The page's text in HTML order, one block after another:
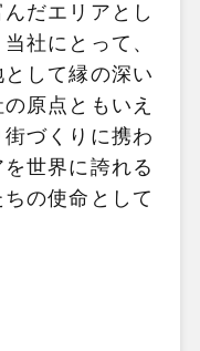
んだエリアとし
社にとって、
して縁の深い
原点ともいえ
づくりに携わ
世界に誇れる
の使命として